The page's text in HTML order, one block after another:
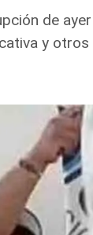
de
y